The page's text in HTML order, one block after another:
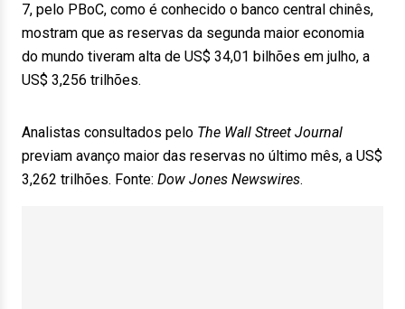
7, pelo PBoC, como é conhecido o banco central chinês,
mostram que as reservas da segunda maior economia
do mundo tiveram alta de US$ 34,01 bilhões em julho, a
US$ 3,256 trilhões.
Analistas consultados pelo The Wall Street Journal
previam avanço maior das reservas no último mês, a US$
3,262 trilhões. Fonte: Dow Jones Newswires.